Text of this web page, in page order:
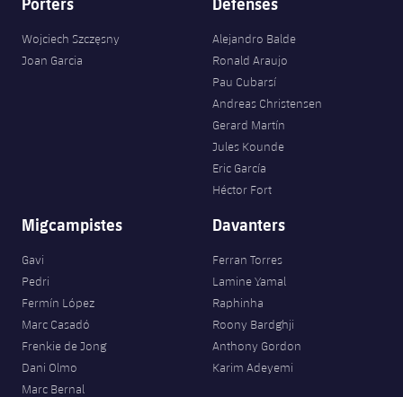
Wojciech Szczęsny
Joan Garcia
Alejandro Balde
Ronald Araujo
Pau Cubarsí
Andreas Christensen
Gerard Martín
Jules Kounde
Eric García
Héctor Fort
Migcampistes
Gavi
Pedri
Fermín López
Marc Casadó
Frenkie de Jong
Dani Olmo
Marc Bernal
Davanters
Ferran Torres
Lamine Yamal
Raphinha
Roony Bardghji
Anthony Gordon
Karim Adeyemi